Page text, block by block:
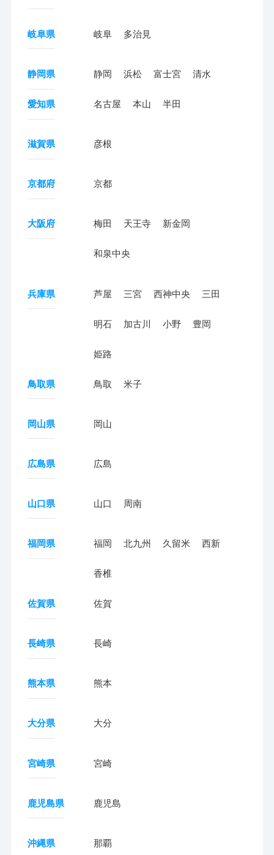
岐阜県 岐阜 多治見
静岡県 静岡 浜松 富士宮 清水
愛知県 名古屋 本山 半田
滋賀県 彦根
京都府 京都
大阪府 梅田 天王寺 新金岡
和泉中央
兵庫県 芦屋 三宮 西神中央 三田
明石 加古川 小野 豊岡
姫路
鳥取県 鳥取 米子
岡山県 岡山
広島県 広島
山口県 山口 周南
福岡県 福岡 北九州 久留米 西新
香椎
佐賀県 佐賀
長崎県 長崎
熊本県 熊本
大分県 大分
宮崎県 宮崎
鹿児島県 鹿児島
沖縄県 那覇